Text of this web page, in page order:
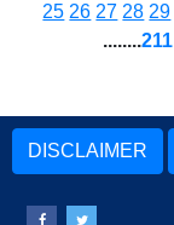
25 26 27 28 29
........211
DISCLAIMER